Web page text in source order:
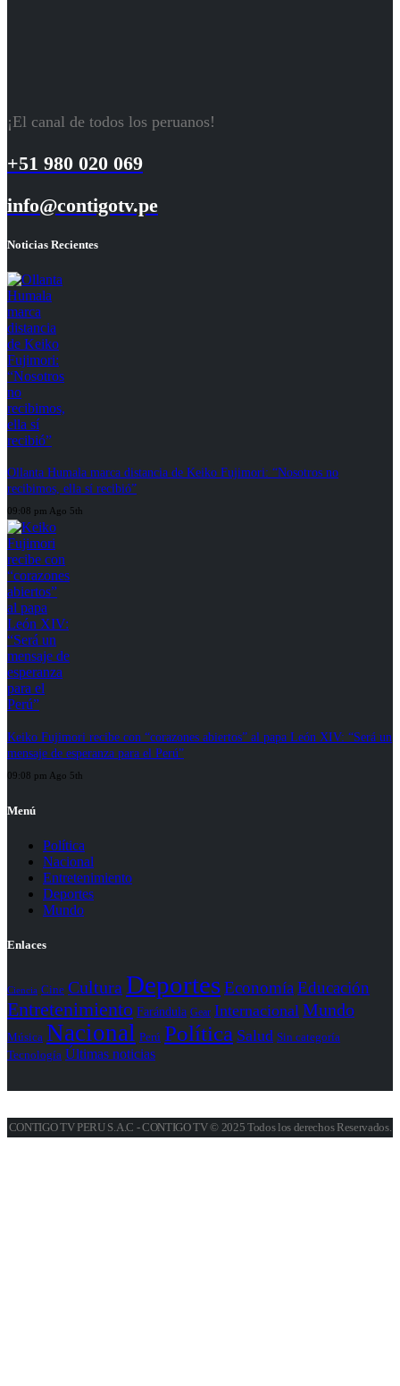
¡El canal de todos los peruanos!
+51 980 020 069
info@contigotv.pe
Noticias Recientes
Ollanta Humala marca distancia de Keiko Fujimori: “Nosotros no
recibimos, ella sí recibió”
09:08 pm Ago 5th
Keiko Fujimori recibe con “corazones abiertos” al papa León XIV: “Será un
mensaje de esperanza para el Perú”
09:08 pm Ago 5th
Menú
Política
Nacional
Entretenimiento
Deportes
Mundo
Enlaces
Ciencia Cine Cultura DeportesEconomía Educación
Entretenimiento Farándula Gear Internacional Mundo
Música Nacional Perú Política Salud Sin categoría
Tecnología Últimas noticias
CONTIGO TV PERU S.A.C - CONTIGO TV © 2025 Todos los derechos Reservados.